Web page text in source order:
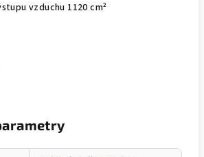
vzduchu 1120 cm²